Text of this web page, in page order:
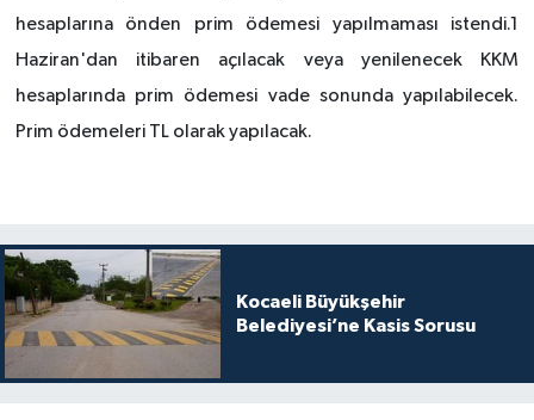
hesaplarına önden prim ödemesi yapılmaması istendi.1
Haziran'dan itibaren açılacak veya yenilenecek KKM
hesaplarında prim ödemesi vade sonunda yapılabilecek.
Prim ödemeleri TL olarak yapılacak.
Kocaeli Büyükşehir
Belediyesi’ne Kasis Sorusu